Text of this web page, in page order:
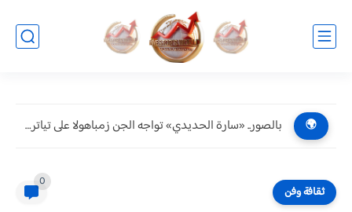
🌍 بالصور.. «سارة الحديدي» تواجه الجن زمباهولا على تياترو آفاق
ثقافة وفن
0